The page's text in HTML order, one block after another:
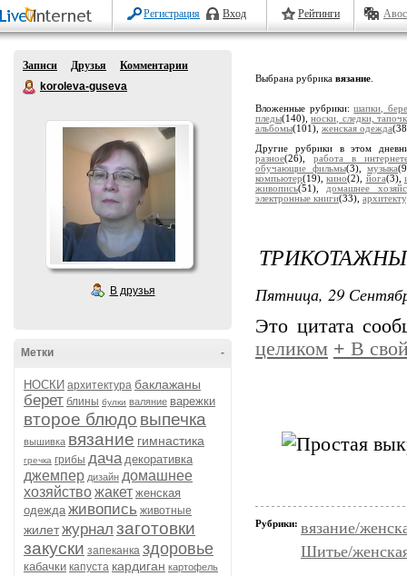
Регистрация Вход Рейтинги
Записи Друзья
Комментарии
koroleva-guseva
В друзья
-
Метки
НОСКИ архитектура баклажаны
берет блины булки валяние варежки
второе блюдо выпечка
вышивка вязание гимнастика
гречка грибы дача декоративка
джемпер дизайн домашнее
хозяйствожакет женская
одежда живопись животные
жилетжурнал заготовки
закуски запеканка здоровье
кабачки капуста кардиган картофель
Выбрана рубрика вязание
Вложенные рубрики:шапки,
пледы(140),носки, следки,
альбомы(101), женская одежда
Другие рубрики в этом
разное(26),работа в
обучающие фильмы(3),музыка
компьютер(19),кино(2), йога(3),
живопись(51), домашнее
электронные книги(33),
Пятница, 29
Это цитата
целиком + В
Рубрики: вязание/
Шитье/